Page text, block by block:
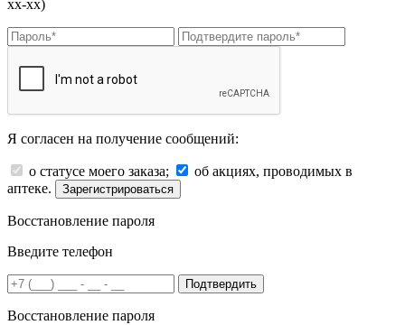
хх-хх)
Я согласен на получение сообщений:
о статусе моего заказа;
об акциях, проводимых в
аптеке.
Зарегистрироваться
Восстановление пароля
Введите телефон
Подтвердить
Восстановление пароля